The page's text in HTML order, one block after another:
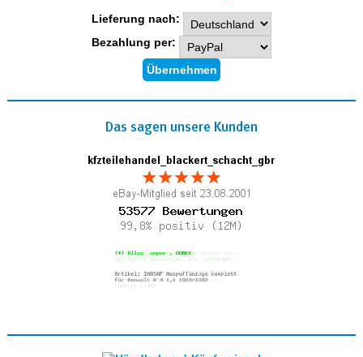
Lieferung nach:
Bezahlung per:
Das sagen unsere Kunden